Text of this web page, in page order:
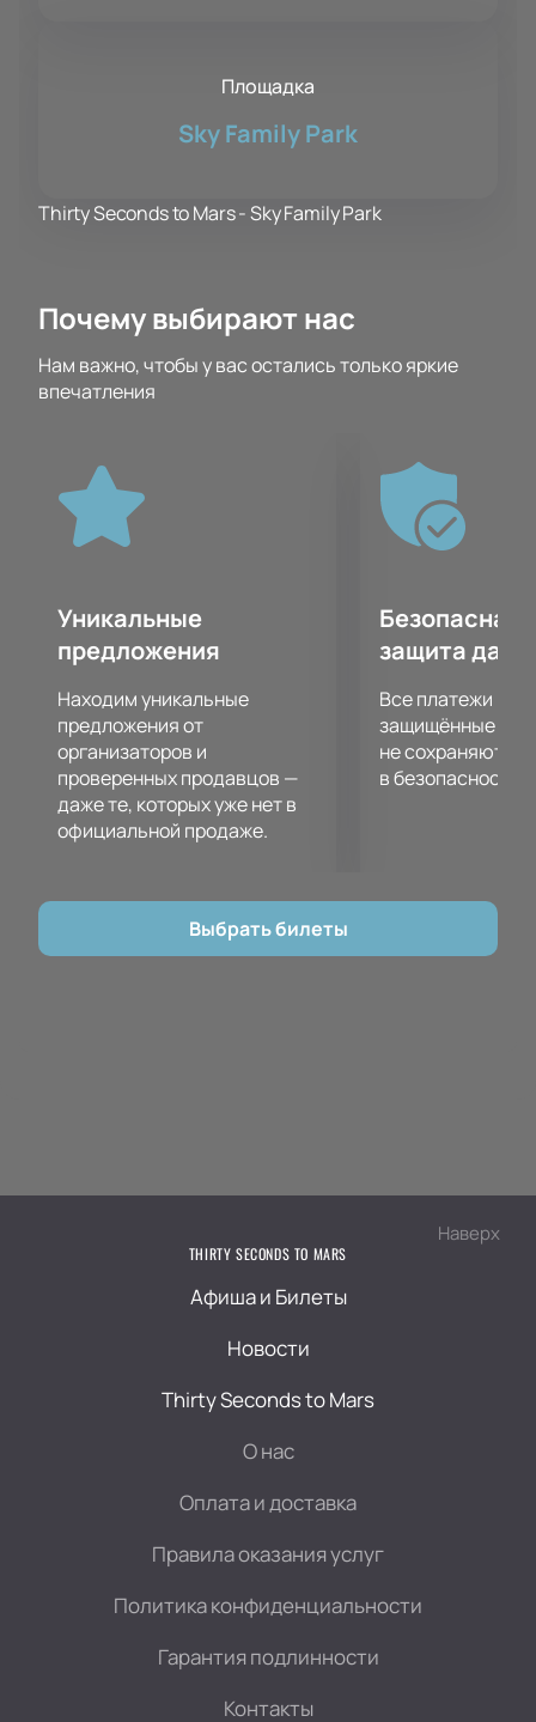
Площадка
Sky Family Park
Thirty Seconds to Mars - Sky Family Park
Почему выбирают нас
Нам важно, чтобы у вас остались только яркие
впечатления
Уникальные
предложения
Находим уникальные
предложения от
организаторов и
проверенных продавцов —
даже те, которых уже нет в
официальной продаже.
Безопасная
защита
Все платежи
защищённые
не сохраняются
в безопасности.
Выбрать билеты
Наверх
THIRTY SECONDS TO MARS
Афиша и Билеты
Новости
Thirty Seconds to Mars
О нас
Оплата и доставка
Правила оказания услуг
Политика конфиденциальности
Гарантия подлинности
Контакты